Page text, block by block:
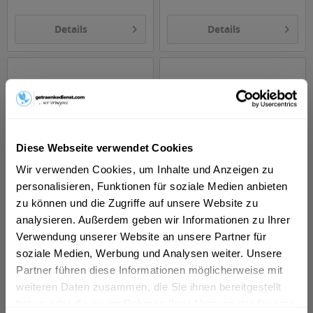
Diese Webseite verwendet Cookies
Wir verwenden Cookies, um Inhalte und Anzeigen zu
personalisieren, Funktionen für soziale Medien anbieten
zu können und die Zugriffe auf unsere Website zu
analysieren. Außerdem geben wir Informationen zu Ihrer
Verwendung unserer Website an unsere Partner für
soziale Medien, Werbung und Analysen weiter. Unsere
Partner führen diese Informationen möglicherweise mit
weiteren Daten zusammen, die Sie ihnen bereitgestellt
Details Details
Aktien Landbier
fränkisch Dunkel 20 x
0,5l
Inhalt10 Liter(2,20 € * / 1 Liter)
MEHRWEG
21,99 € * +4,50 € Pfand
In den
Barre Dunkel 24 x 0,33l
Inhalt7.92 Liter(2,49 € * / 1 Liter)
MEHRWEG
19,69 € * +3,42 € Pfand
In den